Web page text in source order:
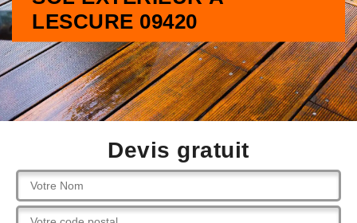
LESCURE 09420
Devis gratuit